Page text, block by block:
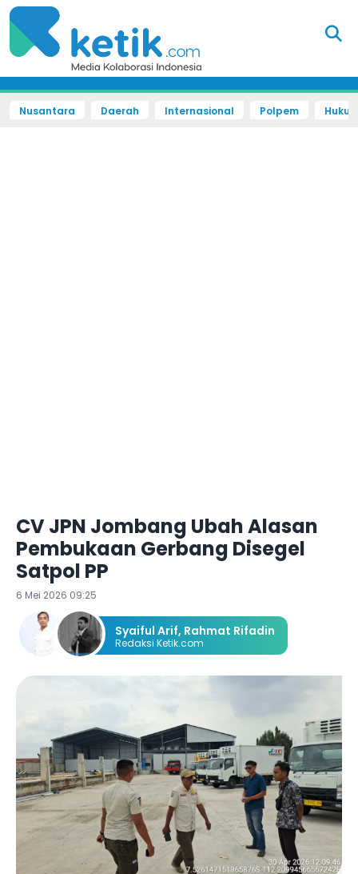
Nusantara Daerah Internasional Polpem
CV JPN Jombang Ubah Alasan
Pembukaan Gerbang Disegel
Satpol PP
6 Mei 2026 09:25
Syaiful Arif, Rahmat Rifadin
Redaksi Ketik.com